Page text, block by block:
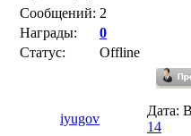
Сообщений: 2
Награды:
0
Статус:
Offline
iyugov
Дата:
14